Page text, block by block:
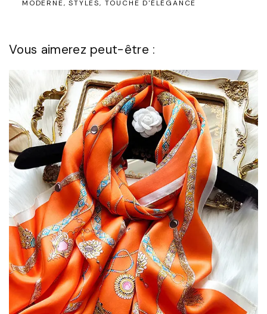
MODERNE
STYLES TOUCHE D'ÉLÉGANCE
Vous aimerez peut-être :